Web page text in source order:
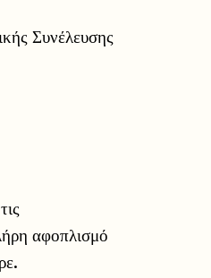
Συνέλευσης
αφοπλισμό